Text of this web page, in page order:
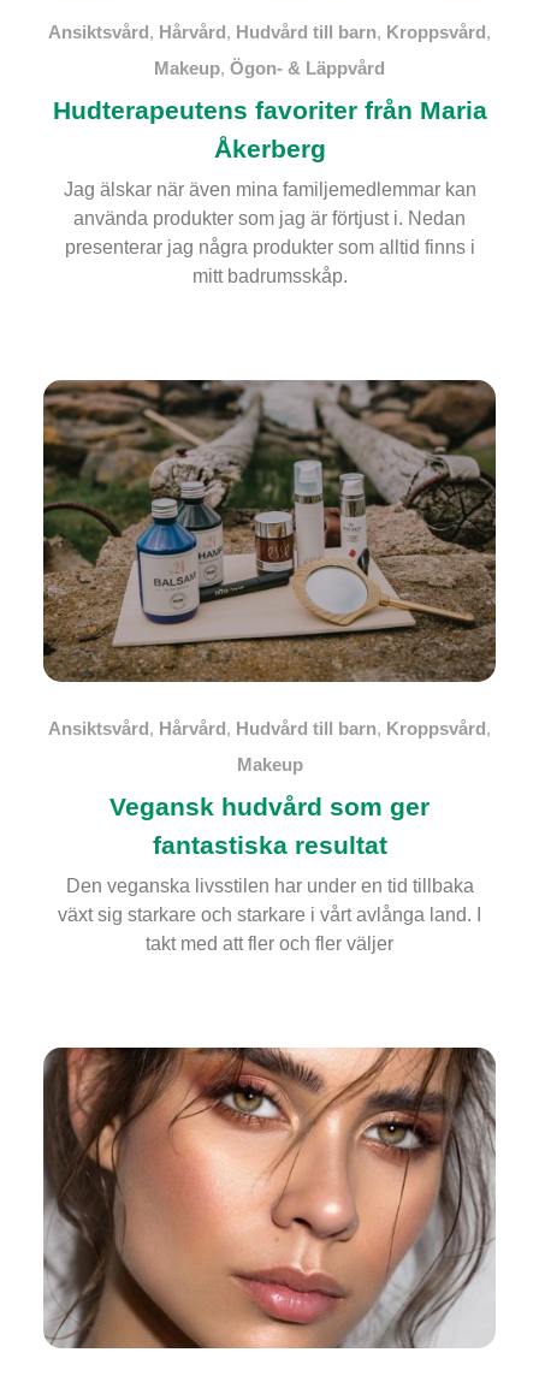
Ansiktsvård , Hårvård , Hudvård till barn, Kroppsvård ,
Makeup, Ögon- & Läppvård
Hudterapeutens favoriter från Maria
Åkerberg
Jag älskar när även mina familjemedlemmar kan
använda produkter som jag är förtjust i. Nedan
presenterar jag några produkter som alltid finns i
mitt badrumsskåp.
Ansiktsvård, Hårvård, Hudvård till barn, Kroppsvård,
Makeup
Vegansk hudvård som ger
fantastiska resultat
Den veganska livsstilen har under en tid tillbaka
växt sig starkare och starkare i vårt avlånga land. I
takt med att fler och fler väljer